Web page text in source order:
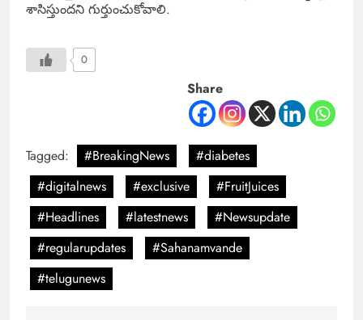
శాసిస్తుందని గుర్తుంచుకోవాలి.
0
Share
Tagged: #BreakingNews
#diabetes
#digitalnews
#exclusive
#FruitJuices
#Headlines
#latestnews
#Newsupdate
#regularupdates
#Sahanamvande
#telugunews